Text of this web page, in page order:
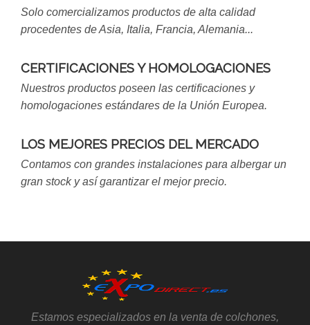
Solo comercializamos productos de alta calidad
procedentes de Asia, Italia, Francia, Alemania...
CERTIFICACIONES Y HOMOLOGACIONES
Nuestros productos poseen las certificaciones y
homologaciones estándares de la Unión Europea.
LOS MEJORES PRECIOS DEL MERCADO
Contamos con grandes instalaciones para albergar un
gran stock y así garantizar el mejor precio.
Estamos especializados en la venta de colchones,